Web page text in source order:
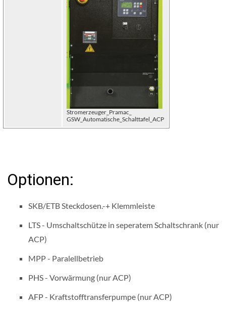
Stromerzeuger_Pramac_
GSW_Automatische_Schalttafel_ACP
Optionen:
SKB/ETB Steckdosen.-+ Klemmleiste
LTS - Umschaltschütze in seperatem Schaltschrank (nur
ACP)
MPP - Paralellbetrieb
PHS - Vorwärmung (nur ACP)
AFP - Kraftstofftransferpumpe (nur ACP)